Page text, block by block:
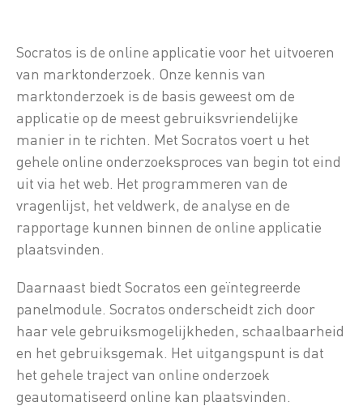
Socratos is de online applicatie voor het uitvoeren
van marktonderzoek. Onze kennis van
marktonderzoek is de basis geweest om de
applicatie op de meest gebruiksvriendelijke
manier in te richten. Met Socratos voert u het
gehele online onderzoeksproces van begin tot eind
uit via het web. Het programmeren van de
vragenlijst, het veldwerk, de analyse en de
rapportage kunnen binnen de online applicatie
plaatsvinden.
Daarnaast biedt Socratos een geïntegreerde
panelmodule. Socratos onderscheidt zich door
haar vele gebruiksmogelijkheden, schaalbaarheid
en het gebruiksgemak. Het uitgangspunt is dat
het gehele traject van online onderzoek
geautomatiseerd online kan plaatsvinden.